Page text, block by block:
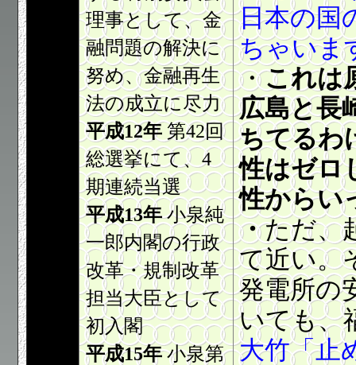
理事として、金
融問題の解決に
努め、金融再生
法の成立に尽力
平成12年 第42回
総選挙にて、4
期連続当選
平成13年小泉純
一郎内閣の行政
改革・規制改革
担当大臣として
初入閣
平成15年小泉第
日本の国
ちゃいま
・これは
広島と長
ちてるわ
性はゼロ
性からい
・ただ、
て近い。
発電所の
いても、
大竹「止